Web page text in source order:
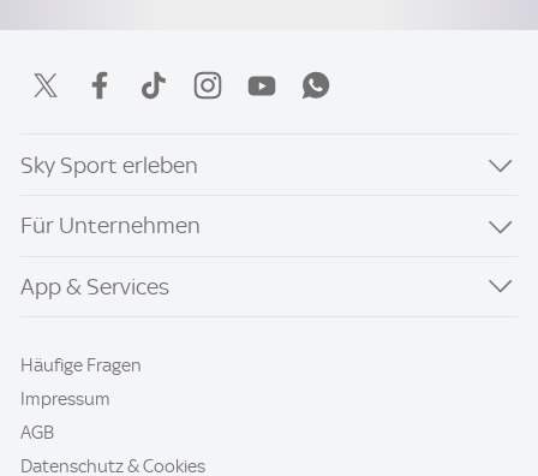
Sky Sport erleben
Für Unternehmen
App & Services
Häufige Fragen
Impressum
AGB
Datenschutz & Cookies